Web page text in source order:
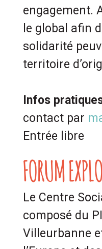
engagement.
le global afin
solidarité
territoire
Infos
contact par
Entrée libre
FORUM
Le Centre
composé du
Villeurbanne